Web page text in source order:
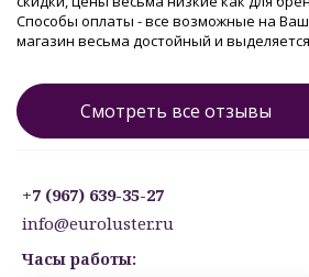
Способы оплаты - все возможные на
магазин весьма достойный и
Смотреть все отзывы
+7 (967) 639-35-27
info@euroluster.ru
Часы работы: